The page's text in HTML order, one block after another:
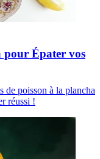
pour Épater vos
de poisson à la plancha
réussi !